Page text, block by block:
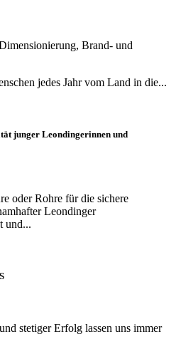
Brand- und
jedes Jahr vom Land in die...
junger Leondingerinnen und
oder Rohre für die sichere
Leondinger
und...
stetiger Erfolg lassen uns immer